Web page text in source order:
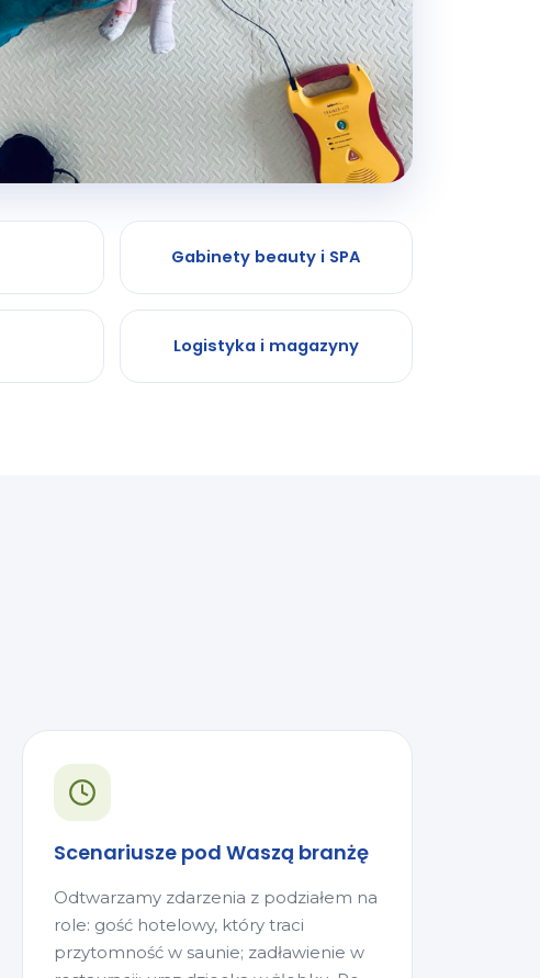
Gabinety beauty i SPA
Logistyka i magazyny
Scenariusze pod Waszą branżę
Odtwarzamy zdarzenia z podziałem na
role: gość hotelowy, który traci
przytomność w saunie; zadławienie w